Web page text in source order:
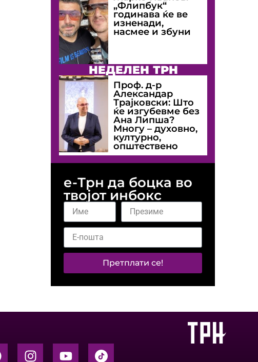
„Флипбук“
годинава ќе ве
изненади,
насмее и збуни
НЕДЕЛЕН ТРН
Проф. д-р
Александар
Трајковски: Што
ќе изгубевме без
Ана Липша?
Многу – духовно,
културно,
општествено
е-Трн да боцка во
твојот инбокс
Претплати се!